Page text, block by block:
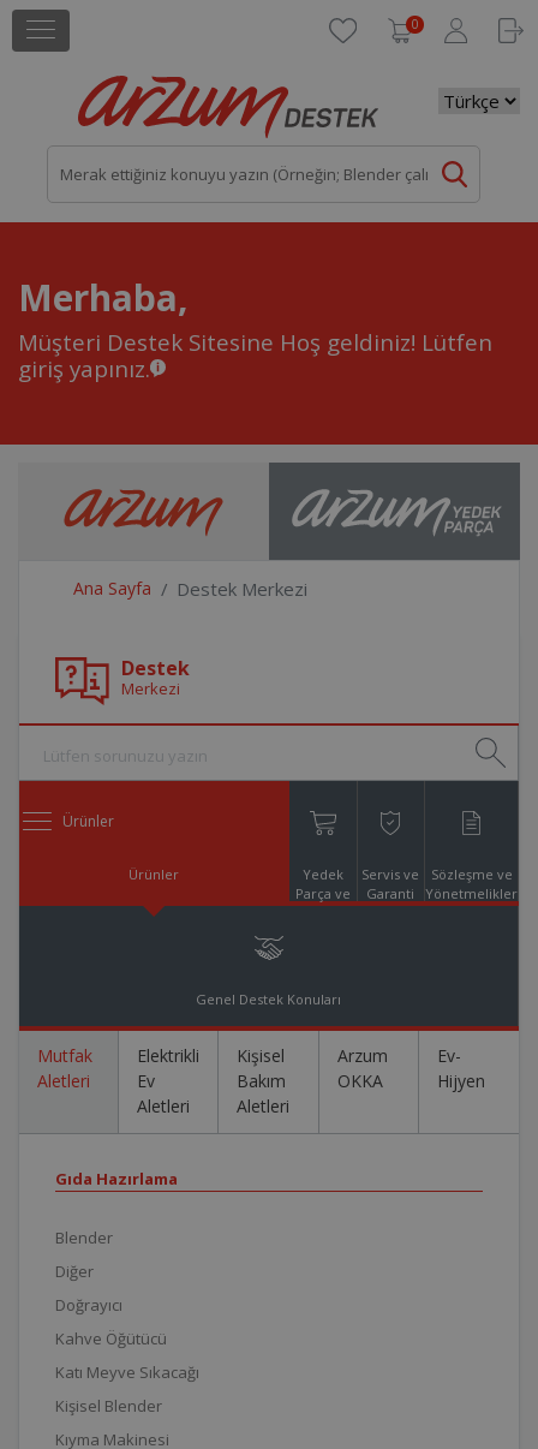
0
Merhaba,
Müşteri Destek Sitesine Hoş geldiniz! Lütfen
giriş yapınız.
Ana Sayfa Destek Merkezi
Destek
Merkezi
Ürünler
Ürünler
Yedek
Parça ve
Servis ve
Garanti
Sözleşme ve
Yönetmelikler
Genel Destek Konuları
Mutfak
Aletleri
Elektrikli
Ev
Aletleri
Kişisel
Bakım
Aletleri
Arzum
OKKA
Ev-
Hijyen
Gıda Hazırlama
Blender
Diğer
Doğrayıcı
Kahve Öğütücü
Katı Meyve Sıkacağı
Kişisel Blender
Kıyma Makinesi